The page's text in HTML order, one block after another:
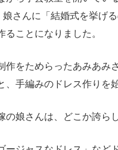
娘さんに「結婚式を挙げ
ことになりました。
をためらったあみあみ
手編みのドレス作りを
娘さんは、どこか誇ら